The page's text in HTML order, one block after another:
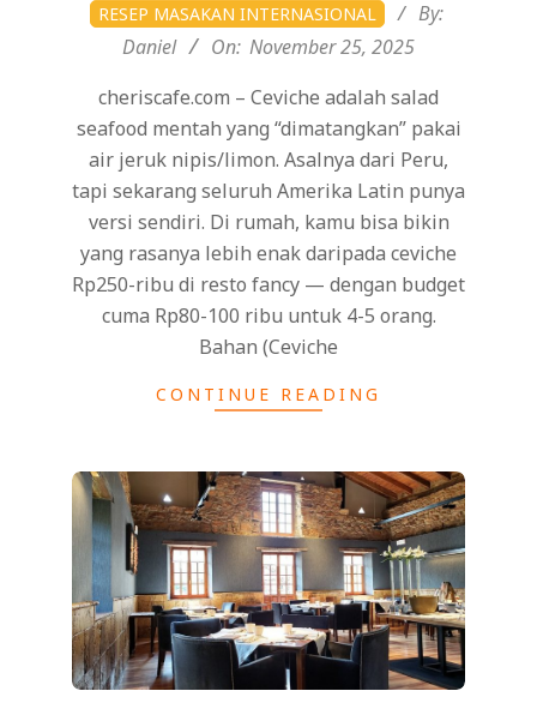
RESEP MASAKAN INTERNASIONAL
By:
Daniel
On: November 25, 2025
cheriscafe.com – Ceviche adalah salad
seafood mentah yang “dimatangkan” pakai
air jeruk nipis/limon. Asalnya dari Peru,
tapi sekarang seluruh Amerika Latin punya
versi sendiri. Di rumah, kamu bisa bikin
yang rasanya lebih enak daripada ceviche
Rp250-ribu di resto fancy — dengan budget
cuma Rp80-100 ribu untuk 4-5 orang.
Bahan (Ceviche
CONTINUE READING